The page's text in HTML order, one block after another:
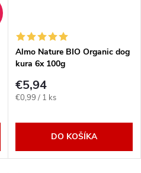
Almo Nature BIO Organic dog
kura 6x 100g
€5,94
Jednotková
€0,99 / 1 ks
DO KOŠÍKA